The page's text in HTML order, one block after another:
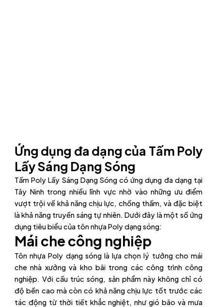
Ứng dụng đa dạng của Tấm Poly
Lấy Sáng Dạng Sóng
Tấm Poly Lấy Sáng Dạng Sóng có ứng dụng đa dạng tại
Tây Ninh trong nhiều lĩnh vực nhờ vào những ưu điểm
vượt trội về khả năng chịu lực, chống thấm, và đặc biệt
là khả năng truyền sáng tự nhiên. Dưới đây là một số ứng
dụng tiêu biểu của tôn nhựa Poly dạng sóng:
Mái che công nghiệp
Tôn nhựa Poly dạng sóng là lựa chọn lý tưởng cho mái
che nhà xưởng và kho bãi trong các công trình công
nghiệp. Với cấu trúc sóng, sản phẩm này không chỉ có
độ bền cao mà còn có khả năng chịu lực tốt trước các
tác động từ thời tiết khắc nghiệt, như gió bão và mưa